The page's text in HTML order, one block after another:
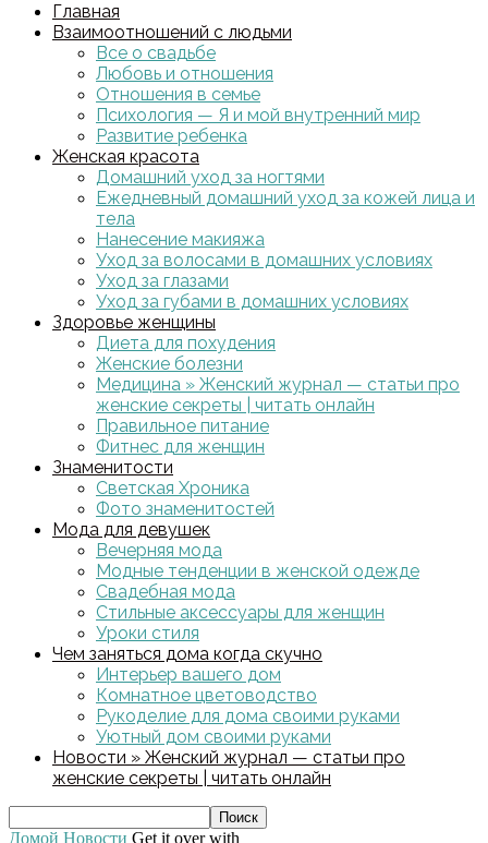
Главная
Взаимоотношений с людьми
Все о свадьбе
Любовь и отношения
Отношения в семье
Психология — Я и мой внутренний мир
Развитие ребенка
Женская красота
Домашний уход за ногтями
Ежедневный домашний уход за кожей лица и
тела
Нанесение макияжа
Уход за волосами в домашних условиях
Уход за глазами
Уход за губами в домашних условиях
Здоровье женщины
Диета для похудения
Женские болезни
Медицина » Женский журнал — статьи про
женские секреты | читать онлайн
Правильное питание
Фитнес для женщин
Знаменитости
Светская Хроника
Фото знаменитостей
Мода для девушек
Вечерняя мода
Модные тенденции в женской одежде
Свадебная мода
Стильные аксессуары для женщин
Уроки стиля
Чем заняться дома когда скучно
Интерьер вашего дом
Комнатное цветоводство
Рукоделие для дома своими руками
Уютный дом своими руками
Новости » Женский журнал — статьи про
женские секреты | читать онлайн
Домой Новости Get it over with